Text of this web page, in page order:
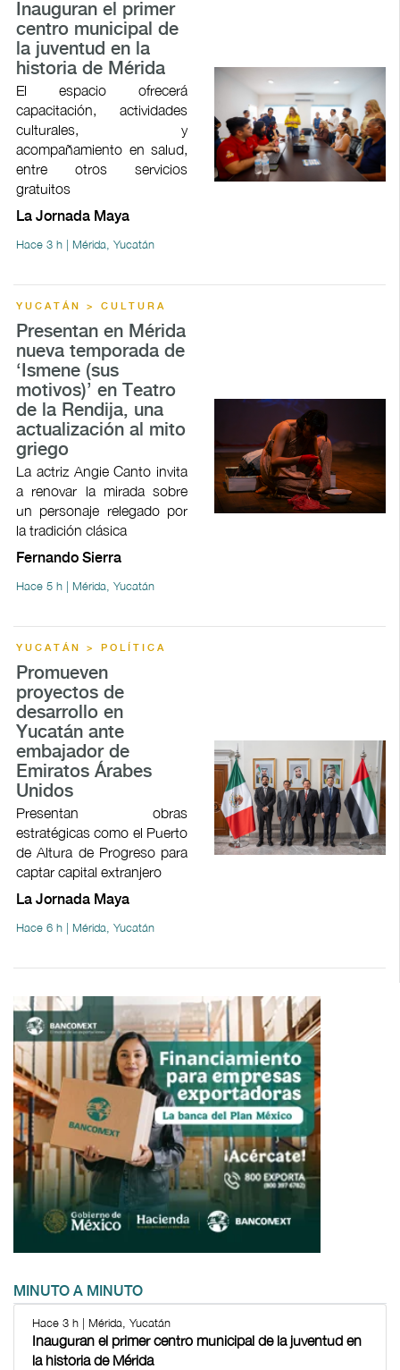
Inauguran el primer
centro municipal de
la juventud en la
historia de Mérida
El espacio ofrecerá
capacitación, actividades
culturales, y
acompañamiento en salud,
entre otros servicios
gratuitos
La Jornada Maya
Hace 3 h | Mérida, Yucatán
YUCATÁN > CULTURA
Presentan en Mérida
nueva temporada de
‘Ismene (sus
motivos)’ en Teatro
de la Rendija, una
actualización al mito
griego
La actriz Angie Canto invita
a renovar la mirada sobre
un personaje relegado por
la tradición clásica
Fernando Sierra
Hace 5 h | Mérida, Yucatán
YUCATÁN > POLÍTICA
Promueven
proyectos de
desarrollo en
Yucatán ante
embajador de
Emiratos Árabes
Unidos
Presentan obras
estratégicas como el Puerto
de Altura de Progreso para
captar capital extranjero
La Jornada Maya
Hace 6 h | Mérida, Yucatán
MINUTO A MINUTO
Hace 3 h | Mérida, Yucatán
Inauguran el primer centro municipal de la juventud en
la historia de Mérida